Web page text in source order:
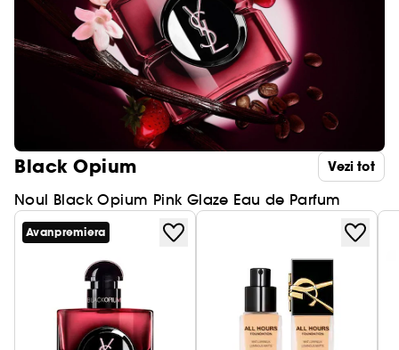
Black Opium
Noul Black Opium Pink Glaze Eau de Parfum
Vezi tot
Avanpremiera